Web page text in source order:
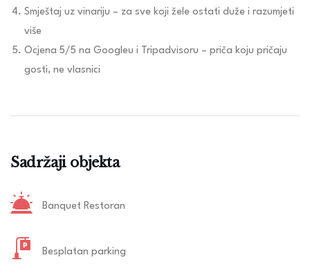
Smještaj uz vinariju – za sve koji žele ostati duže i razumjeti
više
Ocjena 5/5 na Googleu i Tripadvisoru – priča koju pričaju
gosti, ne vlasnici
Sadržaji objekta
Banquet Restoran
Besplatan parking